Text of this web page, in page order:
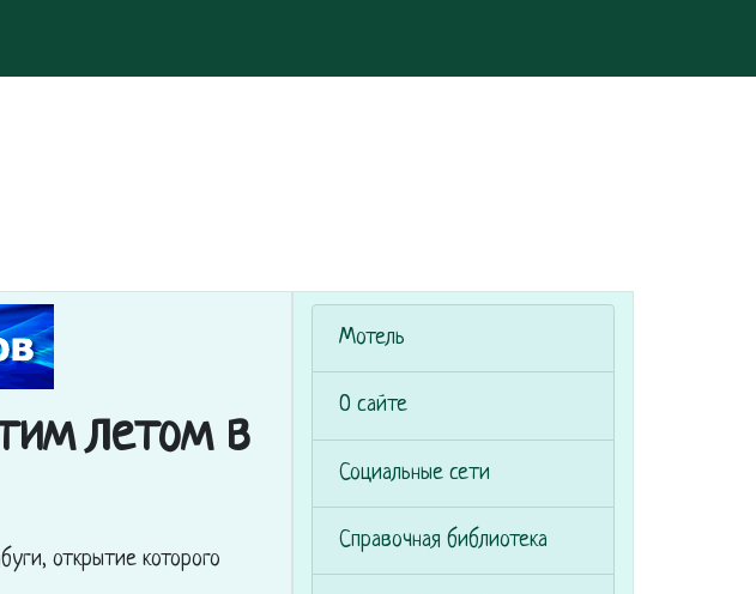
летом в
открытие которого
Мотель
О сайте
Социальные сети
Справочная библиотека